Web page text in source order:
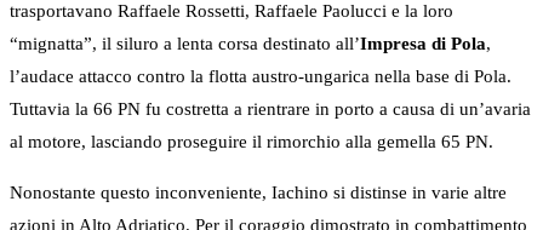
trasportavano Raffaele Rossetti, Raffaele Paolucci e la loro
“mignatta”, il siluro a lenta corsa destinato all’Impresa di Pola,
l’audace attacco contro la flotta austro-ungarica nella base di Pola.
Tuttavia la 66 PN fu costretta a rientrare in porto a causa di un’avaria
al motore, lasciando proseguire il rimorchio alla gemella 65 PN.
Nonostante questo inconveniente, Iachino si distinse in varie altre
azioni in Alto Adriatico. Per il coraggio dimostrato in combattimento